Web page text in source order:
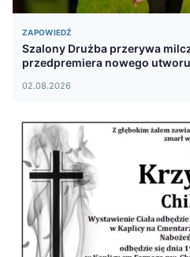
ZAPOWIEDŹ
Szalony Drużba przerywa
przedpremiera nowego
02.08.2026